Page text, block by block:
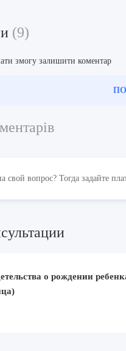
(9)
змогу залишити коментар
свой вопрос? Тогда задайте
о рождении